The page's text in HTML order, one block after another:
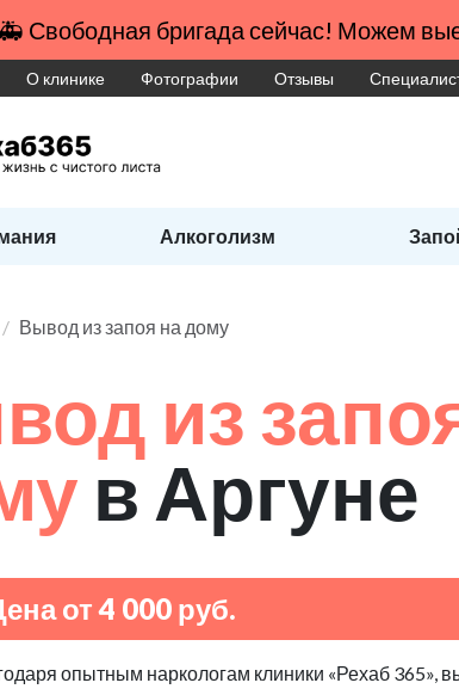
Свободная бригада сейчас! Можем
О клинике Фотографии Отзывы
Алкоголизм
Вывод из запоя на дому
из
в Аргуне
от 4 000 руб.
опытным наркологам клиники «Рехаб 365»,